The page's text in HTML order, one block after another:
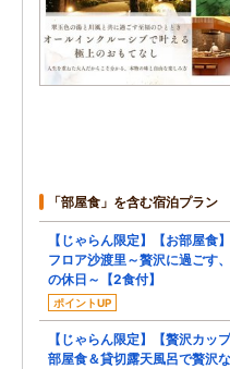
「部屋食」を含む宿泊プラン
【じゃらん限定】【お部屋食
フロア沙渡里～贅沢に過ごす
の休日～【2食付】
ポイントUP
【じゃらん限定】【贅沢カッ
部屋食＆貸切露天風呂で贅沢